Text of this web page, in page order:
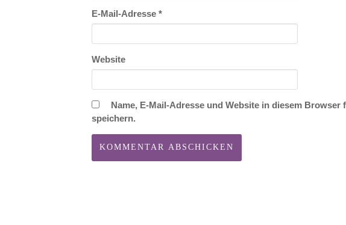
E-Mail-Adresse *
Website
Name, E-Mail-Adresse und Website in diesem
speichern.